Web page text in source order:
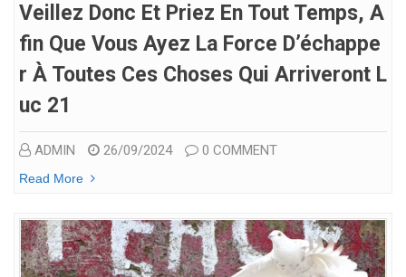
Veillez Donc Et Priez En Tout Temps, A
Fin Que Vous Ayez La Force D’échappe
R À Toutes Ces Choses Qui Arriveront L
Uc 21
ADMIN 26/09/2024 0 COMMENT
Read More